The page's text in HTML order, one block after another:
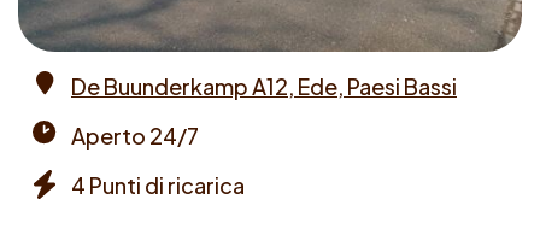
De Buunderkamp A12, Ede, Paesi Bassi
times
Aperto 24/7
4 Punti di ricarica